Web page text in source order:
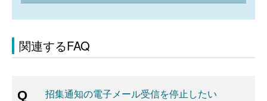
関連するFAQ
招集通知の電子メール受信を停止したい